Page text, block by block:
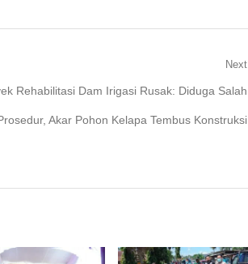
Next
Rehabilitasi Dam Irigasi Rusak: Diduga Salah
Akar Pohon Kelapa Tembus Konstruksi